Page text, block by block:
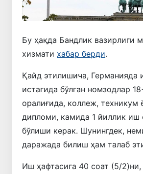
Бу ҳақда Бандлик вазирлиги
хизмати хабар берди.
Қайд этилишича, Германияда
истагида бўлган номзодлар
оралиғида, коллеж, техникум
дипломи, камида 1 йиллик иш
бўлиши керак. Шунингдек,
даражада билиш ҳам талаб
Иш ҳафтасига 40 соат (5/2)ни,